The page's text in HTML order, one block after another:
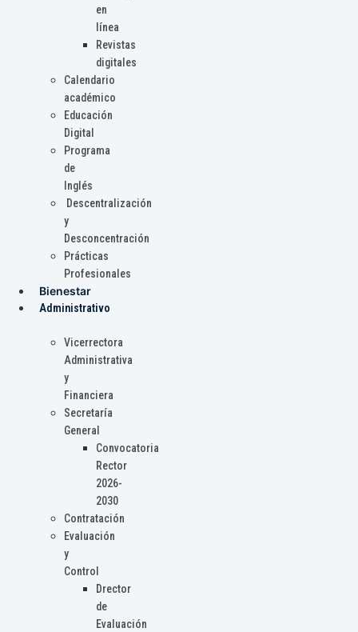
en
línea
Revistas
digitales
Calendario
académico
Educación
Digital
Programa
de
Inglés
Descentralización
y
Desconcentración
Prácticas
Profesionales
Bienestar
Administrativo
Vicerrectora
Administrativa
y
Financiera
Secretaría
General
Convocatoria
Rector
2026-
2030
Contratación
Evaluación
y
Control
Drector
de
Evaluación